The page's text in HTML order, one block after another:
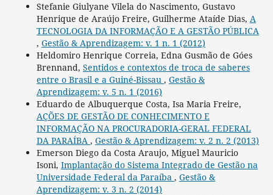
Stefanie Giulyane Vilela do Nascimento, Gustavo
Henrique de Araújo Freire, Guilherme Ataíde Dias, A
TECNOLOGIA DA INFORMAÇÃO E A GESTÃO PÚBLICA
, Gestão & Aprendizagem: v. 1 n. 1 (2012)
Heldomiro Henrique Correia, Edna Gusmão de Góes
Brennand, Sentidos e contextos de troca de saberes
entre o Brasil e a Guiné-Bissau , Gestão &
Aprendizagem: v. 5 n. 1 (2016)
Eduardo de Albuquerque Costa, Isa Maria Freire,
AÇÕES DE GESTÃO DE CONHECIMENTO E
INFORMAÇÃO NA PROCURADORIA-GERAL FEDERAL
DA PARAÍBA , Gestão & Aprendizagem: v. 2 n. 2 (2013)
Emerson Diego da Costa Araujo, Miguel Mauricio
Isoni, Implantação do Sistema Integrado de Gestão na
Universidade Federal da Paraíba , Gestão &
Aprendizagem: v. 3 n. 2 (2014)